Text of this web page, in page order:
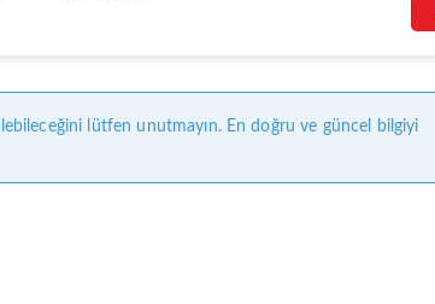
lütfen unutmayın. En doğru ve güncel bilgiyi